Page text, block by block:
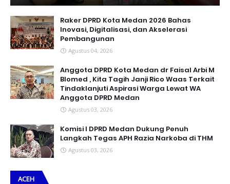
Raker DPRD Kota Medan 2026 Bahas
Inovasi, Digitalisasi, dan Akselerasi
Pembangunan
Agustus 04, 2026
Anggota DPRD Kota Medan dr Faisal Arbi M
Blomed , Kita Tagih Janji Rico Waas Terkait
Tindaklanjuti Aspirasi Warga Lewat WA
Anggota DPRD Medan
Agustus 03, 2026
Komisi I DPRD Medan Dukung Penuh
Langkah Tegas APH Razia Narkoba di THM
Agustus 03, 2026
ACEH